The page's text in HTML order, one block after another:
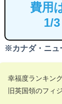
費用
1/3
※カナダ・ニュ
幸福度ランキン
旧英国領のフィ